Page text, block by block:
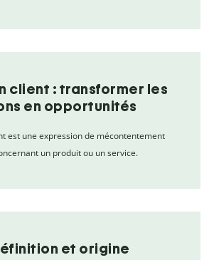
client : transformer les
en opportunités
est une expression de mécontentement
un produit ou un service.
et origine